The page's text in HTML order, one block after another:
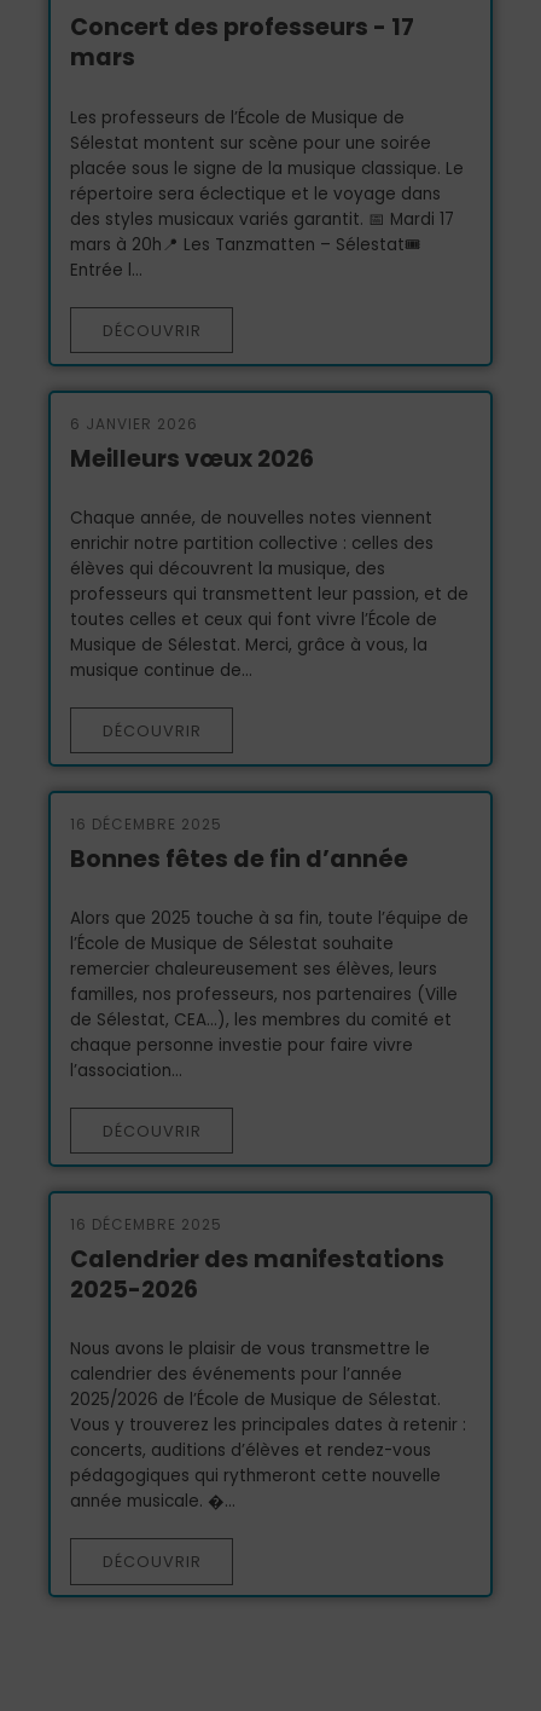
Concert des professeurs - 17
mars
Les professeurs de l’École de Musique de
Sélestat montent sur scène pour une soirée
placée sous le signe de la musique classique. Le
répertoire sera éclectique et le voyage dans
des styles musicaux variés garantit. 📅 Mardi 17
mars à 20h📍 Les Tanzmatten – Sélestat🎟️
Entrée l...
DÉCOUVRIR
6 JANVIER 2026
Meilleurs vœux 2026
Chaque année, de nouvelles notes viennent
enrichir notre partition collective : celles des
élèves qui découvrent la musique, des
professeurs qui transmettent leur passion, et de
toutes celles et ceux qui font vivre l’École de
Musique de Sélestat. Merci, grâce à vous, la
musique continue de...
DÉCOUVRIR
16 DÉCEMBRE 2025
Bonnes fêtes de fin d’année
Alors que 2025 touche à sa fin, toute l’équipe de
l’École de Musique de Sélestat souhaite
remercier chaleureusement ses élèves, leurs
familles, nos professeurs, nos partenaires (Ville
de Sélestat, CEA...), les membres du comité et
chaque personne investie pour faire vivre
l’association...
DÉCOUVRIR
16 DÉCEMBRE 2025
Calendrier des manifestations
2025-2026
Nous avons le plaisir de vous transmettre le
calendrier des événements pour l’année
2025/2026 de l’École de Musique de Sélestat.
Vous y trouverez les principales dates à retenir :
concerts, auditions d’élèves et rendez-vous
pédagogiques qui rythmeront cette nouvelle
année musicale. �...
DÉCOUVRIR